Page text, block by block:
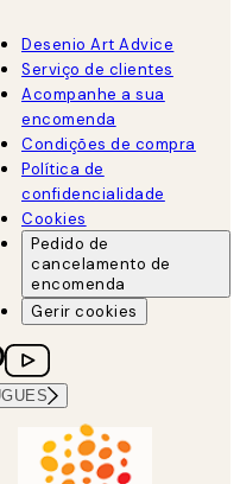
Desenio Art Advice
Serviço de clientes
Acompanhe a sua
encomenda
Condições de compra
Política de
confidencialidade
Cookies
Pedido de
cancelamento de
encomenda
Gerir cookies